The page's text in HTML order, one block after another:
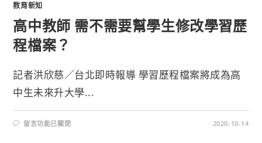
教育新知
高中教師 需不需要幫學生修改學習歷
程檔案？
記者洪欣慈／台北即時報導 學習歷程檔案將成為高
中生未來升大學...
留言功能已關閉 2020-10-14